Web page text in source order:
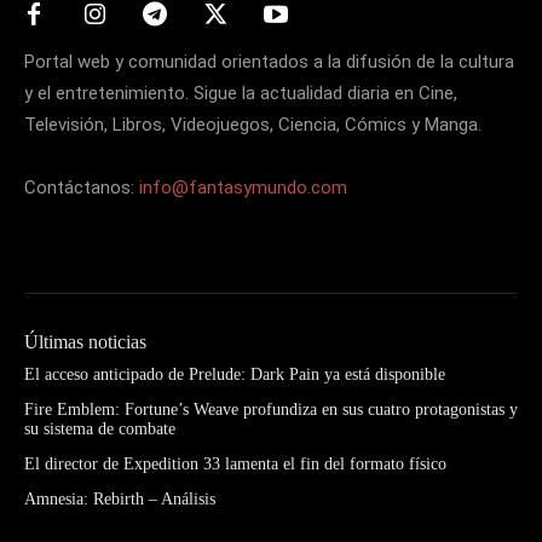
Portal web y comunidad orientados a la difusión de la cultura
y el entretenimiento. Sigue la actualidad diaria en Cine,
Televisión, Libros, Videojuegos, Ciencia, Cómics y Manga.
Contáctanos: info@fantasymundo.com
Últimas noticias
El acceso anticipado de Prelude: Dark Pain ya está disponible
Fire Emblem: Fortune’s Weave profundiza en sus cuatro protagonistas y
su sistema de combate
El director de Expedition 33 lamenta el fin del formato físico
Amnesia: Rebirth – Análisis